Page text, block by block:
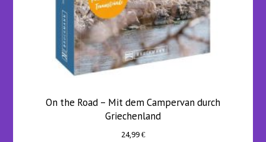
On the Road – Mit dem Campervan durch
Griechenland
24,99 €